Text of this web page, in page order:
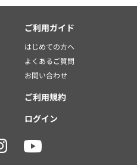
ご利用ガイド
はじめての方へ
よくあるご質問
お問い合わせ
ご利用規約
ログイン